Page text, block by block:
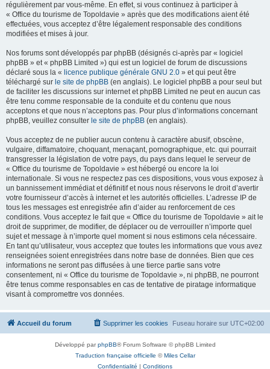
régulièrement par vous-même. En effet, si vous continuez à participer à
« Office du tourisme de Topoldavie » après que des modifications aient été
effectuées, vous acceptez d’être légalement responsable des conditions
modifiées et mises à jour.
Nos forums sont développés par phpBB (désignés ci-après par « logiciel
phpBB » et « phpBB Limited ») qui est un logiciel de forum de discussions
déclaré sous la « licence publique générale GNU 2.0 » et qui peut être
téléchargé sur le site de phpBB (en anglais). Le logiciel phpBB a pour seul but
de faciliter les discussions sur internet et phpBB Limited ne peut en aucun cas
être tenu comme responsable de la conduite et du contenu que nous
acceptons et que nous n’acceptons pas. Pour plus d’informations concernant
phpBB, veuillez consulter le site de phpBB (en anglais).
Vous acceptez de ne publier aucun contenu à caractère abusif, obscène,
vulgaire, diffamatoire, choquant, menaçant, pornographique, etc. qui pourrait
transgresser la législation de votre pays, du pays dans lequel le serveur de
« Office du tourisme de Topoldavie » est hébergé ou encore la loi
internationale. Si vous ne respectez pas ces dispositions, vous vous exposez à
un bannissement immédiat et définitif et nous nous réservons le droit d’avertir
votre fournisseur d’accès à internet et les autorités officielles. L’adresse IP de
tous les messages est enregistrée afin d’aider au renforcement de ces
conditions. Vous acceptez le fait que « Office du tourisme de Topoldavie » ait le
droit de supprimer, de modifier, de déplacer ou de verrouiller n’importe quel
sujet et message à n’importe quel moment si nous estimons cela nécessaire.
En tant qu’utilisateur, vous acceptez que toutes les informations que vous avez
renseignées soient enregistrées dans notre base de données. Bien que ces
informations ne seront pas diffusées à une tierce partie sans votre
consentement, ni « Office du tourisme de Topoldavie », ni phpBB, ne pourront
être tenus comme responsables en cas de tentative de piratage informatique
visant à compromettre vos données.
Accueil du forum Fuseau horaire sur UTC+02:00
Supprimer les cookies
Développé parphpBB® Forum Software © phpBB Limited
Traduction française officielle ©Miles Cellar
Confidentialité | Conditions